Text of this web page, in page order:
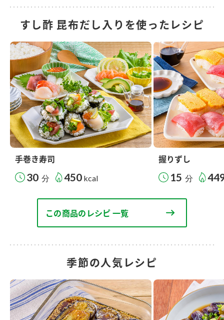
すし酢 昆布だし入りを使ったレシピ
手巻き寿司
30 分 450 kcal
握りずし
15 分
この商品のレシピ 一覧
季節の人気レシピ